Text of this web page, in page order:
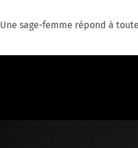
Une sage-femme répond à